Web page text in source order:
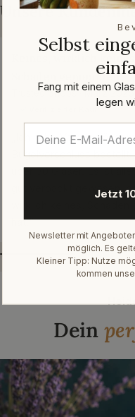
Unsere
Keines, wirklich keines,
Schaden genommen
Trusted Shops · März 2026
„Ich habe Vorratsgläser
Bügelverschluss
über 30 Gläser. Es ist
gut verpackt gewesen,
hat.“
Dein
Selbst
Fang mit einem
legen
Jetzt
Newsletter mit
möglich. Es
Kleiner Tipp: Nutze
kommen